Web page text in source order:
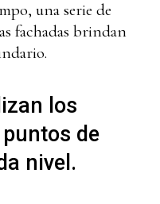
una serie de
fachadas brindan
los
de
nivel.